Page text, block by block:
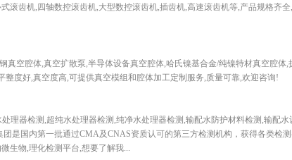
滚齿机,四轴数控滚齿机,大型数控滚齿机,插齿机,高速滚齿机等,产品规格齐
真空腔体,真空扩散泵,半导体设备真空腔体,哈氏镍基合金/纯镍特材真空腔体
度好,真空度高,可提供真空模组和腔体加工定制服务,质量可靠,欢迎咨询!
理器检测,超纯水处理器检测,纯净水处理器检测,输配水防护材料检测,输配
是国内第一批通过CMA及CNAS资质认可的第三方检测机构，获得各类检
生物,理化检测平台,想要了解我...